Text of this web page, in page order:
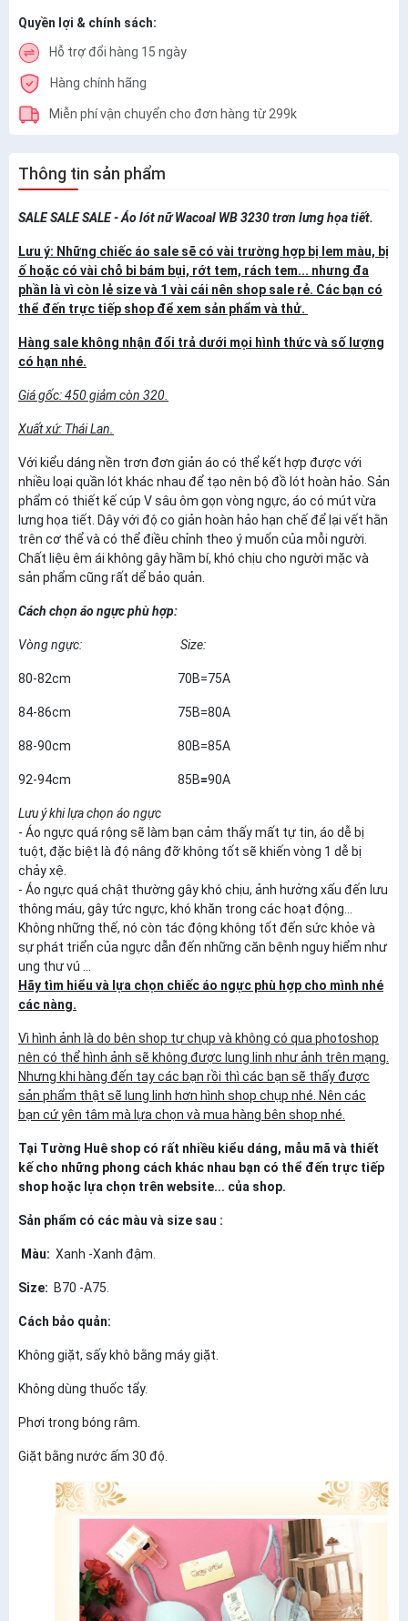
Quyền lợi & chính sách:
Hỗ trợ đổi hàng 15 ngày
Hàng chính hãng
Miễn phí vận chuyển cho đơn hàng từ 299k
Thông tin sản phẩm
SALE SALE SALE - Áo lót nữ Wacoal WB 3230 trơn lưng họa tiết.
Lưu ý: Những chiếc áo sale sẽ có vài trường hợp bị lem màu, bị
ố hoặc có vài chỗ bi bám bụi, rớt tem, rách tem... nhưng đa
phần là vì còn lẻ size và 1 vài cái nên shop sale rẻ. Các bạn có
thể đến trực tiếp shop để xem sản phẩm và thử.
Hàng sale không nhận đổi trả dưới mọi hình thức và số lượng
có hạn nhé.
Giá gốc: 450 giảm còn 320.
Xuất xứ: Thái Lan
Với kiểu dáng nền trơn đơn giản áo có thể kết hợp được với
nhiều loại quần lót khác nhau để tạo nên bộ đồ lót hoàn hảo. Sản
phẩm có thiết kế cúp V sâu ôm gọn vòng ngực, áo có mút vừa
lưng họa tiết. Dây với độ co giản hoàn hảo hạn chế để lại vết hằn
trên cơ thể và có thể điều chỉnh theo ý muốn của mỗi người.
Chất liệu êm ái không gây hầm bí, khó chịu cho người mặc và
sản phẩm cũng rất dể bảo quản.
Cách chọn áo ngực phù hợp:
Vòng ngực: Size:
80-82cm 70B=75A
84-86cm 75B=80A
88-90cm 80B=85A
92-94cm 85B=90A
Lưu ý khi lựa chọn áo ngực
- Áo ngực quá rộng sẽ làm bạn cảm thấy mất tự tin, áo dễ bị
tuột, đặc biệt là độ nâng đỡ không tốt sẽ khiến vòng 1 dễ bị
chảy xệ.
- Áo ngực quá chật thường gây khó chịu, ảnh hưởng xấu đến lưu
thông máu, gây tức ngực, khó khăn trong các hoạt động...
Không những thế, nó còn tác động không tốt đến sức khỏe và
sự phát triển của ngực dẫn đến những căn bệnh nguy hiểm như
ung thư vú ...
Hãy tìm hiểu và lựa chọn chiếc áo ngực phù hợp cho mình nhé
các nàng.
Vì hình ảnh là do bên shop tự chụp và không có qua photoshop
nên có thể hình ảnh sẽ không được lung linh như ảnh trên mạng.
Nhưng khi hàng đến tay các bạn rồi thì các bạn sẽ thấy được
sản phẩm thật sẽ lung linh hơn hình shop chụp nhé. Nên các
bạn cứ yên tâm mà lựa chọn và mua hàng bên shop nhé.
Tại Tường Huê shop có rất nhiều kiểu dáng, mẫu mã và thiết
kế cho những phong cách khác nhau bạn có thể đến trực tiếp
shop hoặc lựa chọn trên website... của shop.
Sản phẩm có các màu và size sau :
Màu: Xanh -Xanh đậm.
Size: B70 -A75.
Cách bảo quản:
Không giặt, sấy khô bằng máy giặt.
Không dùng thuốc tẩy.
Phơi trong bóng râm.
Giặt bằng nước ấm 30 độ.